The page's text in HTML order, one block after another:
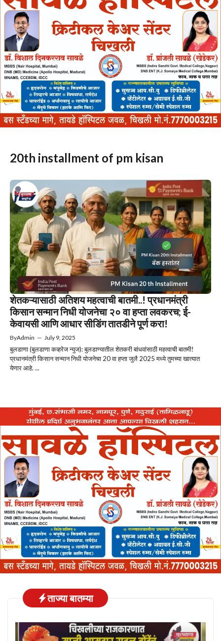
20th installment of pm kisan
शेतकऱ्यासाठी अतिशय महत्वाची बातमी..! प्रधानमंत्री
किसान सन्मान निधी योजनेचा २० वा हप्ता लवकरच; ई-
केवायसी आणि आधार सीडिंग तातडीने पूर्ण करा!
ByAdmin — July 9, 2025
बुलडाणा (बुलडाणा कव्हरेज न्युज): बुलडाण्यातील शेतकरी बांधवांसाठी महत्वाची बातमी!
प्रधानमंत्री किसान सन्मान निधी योजनेचा 20 वा हप्ता जुलै 2025 मध्ये तुमच्या खात्यात
येणार आहे. ...
ताज्या बातम्या